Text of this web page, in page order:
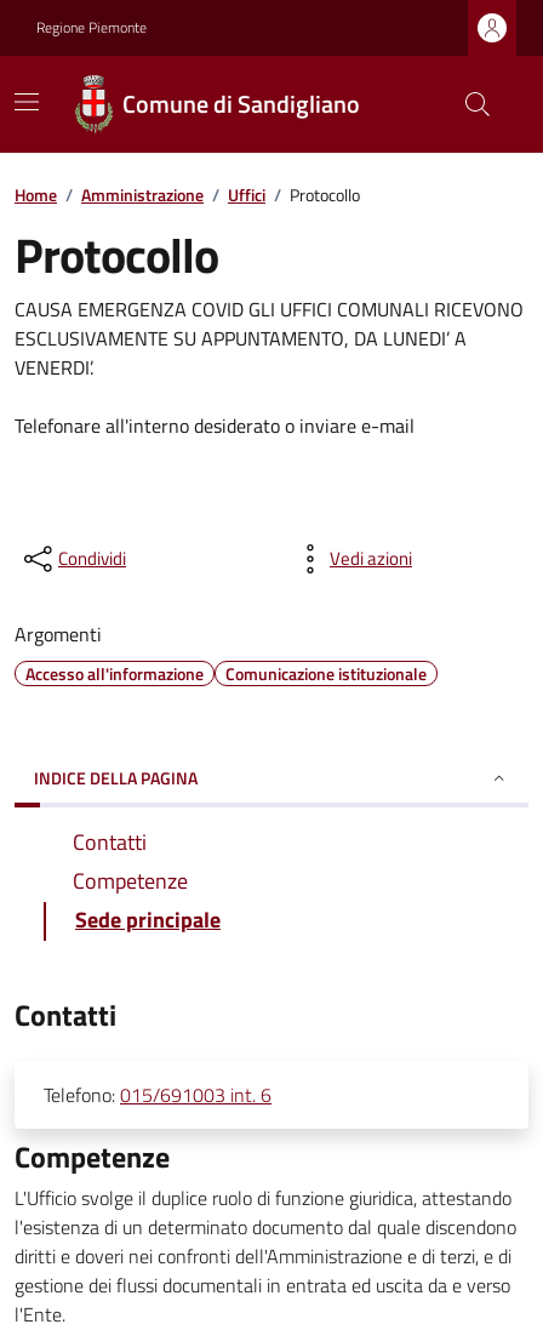
Regione Piemonte
Comune di Sandigliano
Home / Amministrazione / Uffici / Protocollo
Protocollo
CAUSA EMERGENZA COVID GLI UFFICI COMUNALI RICEVONO
ESCLUSIVAMENTE SU APPUNTAMENTO, DA LUNEDI’ A
VENERDI’.
Telefonare all'interno desiderato o inviare e-mail
Condividi Vedi azioni
Argomenti
Accesso all'informazione Comunicazione istituzionale
INDICE DELLA PAGINA
Contatti
Competenze
Sede principale
Contatti
Telefono:015/691003 int. 6
Competenze
L'Ufficio svolge il duplice ruolo di funzione giuridica, attestando
l'esistenza di un determinato documento dal quale discendono
diritti e doveri nei confronti dell'Amministrazione e di terzi, e di
gestione dei flussi documentali in entrata ed uscita da e verso
l'Ente.